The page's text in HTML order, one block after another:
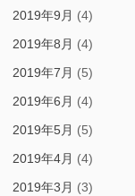
2019年9月 (4)
2019年8月 (4)
2019年7月 (5)
2019年6月 (4)
2019年5月 (5)
2019年4月 (4)
2019年3月 (3)